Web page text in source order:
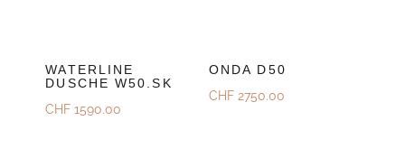
WATERLINE
DUSCHE W50.SK
CHF 1590.00
ONDA D50
CHF2750.00